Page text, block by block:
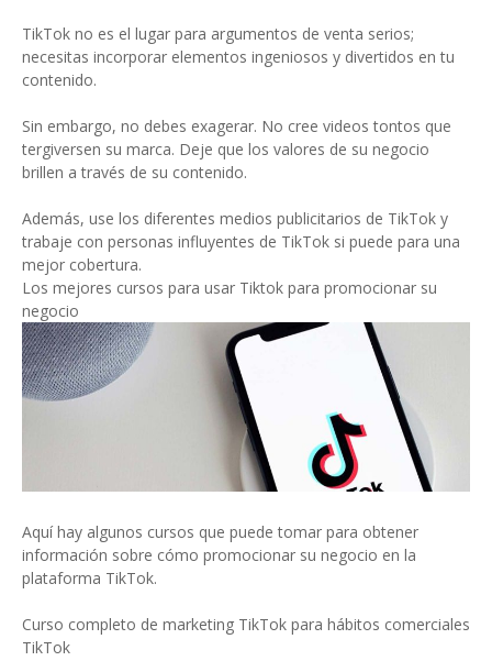
TikTok no es el lugar para argumentos de venta serios;
necesitas incorporar elementos ingeniosos y divertidos en tu
contenido.
Sin embargo, no debes exagerar. No cree videos tontos que
tergiversen su marca. Deje que los valores de su negocio
brillen a través de su contenido.
Además, use los diferentes medios publicitarios de TikTok y
trabaje con personas influyentes de TikTok si puede para una
mejor cobertura.
Los mejores cursos para usar Tiktok para promocionar su
negocio
Aquí hay algunos cursos que puede tomar para obtener
información sobre cómo promocionar su negocio en la
plataforma TikTok.
Curso completo de marketing TikTok para hábitos comerciales
TikTok